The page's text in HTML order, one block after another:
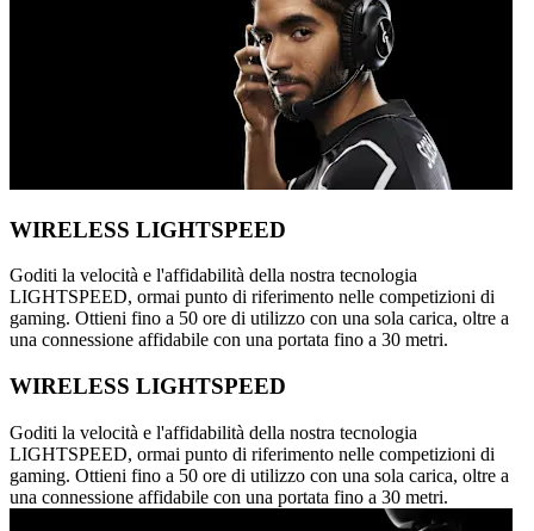
WIRELESS LIGHTSPEED
Goditi la velocità e l'affidabilità della nostra tecnologia
LIGHTSPEED, ormai punto di riferimento nelle competizioni di
gaming. Ottieni fino a 50 ore di utilizzo con una sola carica, oltre a
una connessione affidabile con una portata fino a 30 metri.
WIRELESS LIGHTSPEED
Goditi la velocità e l'affidabilità della nostra tecnologia
LIGHTSPEED, ormai punto di riferimento nelle competizioni di
gaming. Ottieni fino a 50 ore di utilizzo con una sola carica, oltre a
una connessione affidabile con una portata fino a 30 metri.